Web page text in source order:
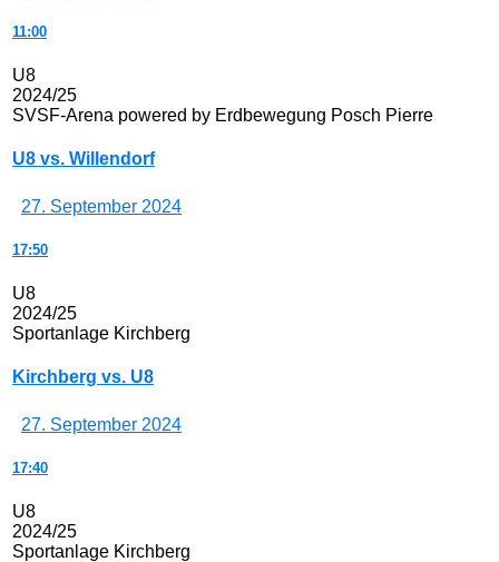
11:00
U8
2024/25
SVSF-Arena powered by Erdbewegung Posch Pierre
U8 vs. Willendorf
27. September 2024
17:50
U8
2024/25
Sportanlage Kirchberg
Kirchberg vs. U8
27. September 2024
17:40
U8
2024/25
Sportanlage Kirchberg